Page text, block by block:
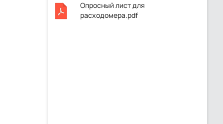
Опросный лист для
расходомера.pdf